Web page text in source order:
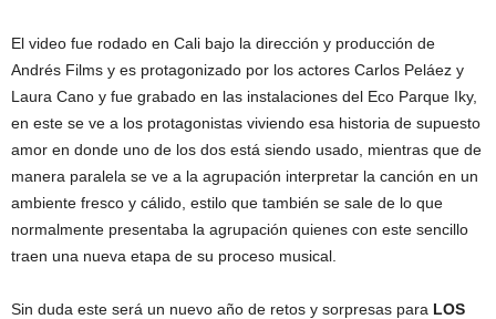
El video fue rodado en Cali bajo la dirección y producción de
Andrés Films y es protagonizado por los actores Carlos Peláez y
Laura Cano y fue grabado en las instalaciones del Eco Parque Iky,
en este se ve a los protagonistas viviendo esa historia de supuesto
amor en donde uno de los dos está siendo usado, mientras que de
manera paralela se ve a la agrupación interpretar la canción en un
ambiente fresco y cálido, estilo que también se sale de lo que
normalmente presentaba la agrupación quienes con este sencillo
traen una nueva etapa de su proceso musical.
Sin duda este será un nuevo año de retos y sorpresas para LOS